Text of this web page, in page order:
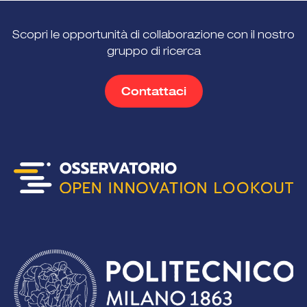
Scopri le opportunità di collaborazione con il nostro
gruppo di ricerca
Contattaci